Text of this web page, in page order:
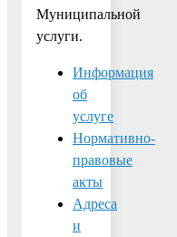
Муниципальной
услуги.
Информация
об
услуге
Нормативно-
правовые
акты
Адреса
и